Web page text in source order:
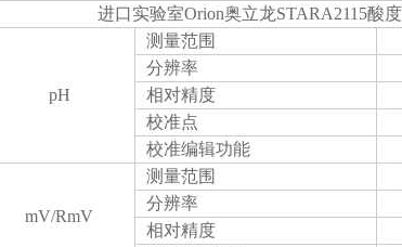
进口实验室Orion奥立龙STARA2115酸
pH
测量范围
分辨率
相对精度
校准点
校准编辑功能
mV/RmV
测量范围
分辨率
相对精度